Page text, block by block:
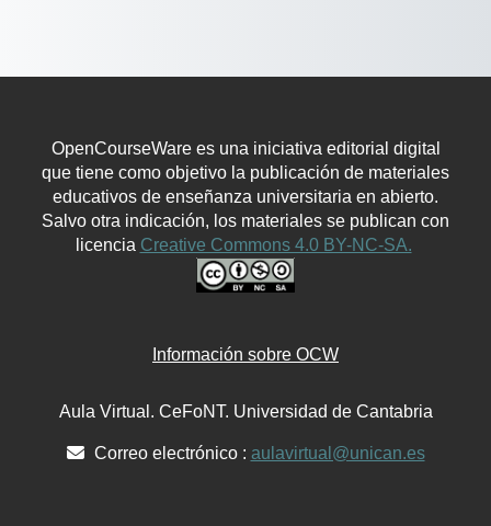
OpenCourseWare es una iniciativa editorial digital
que tiene como objetivo la publicación de materiales
educativos de enseñanza universitaria en abierto.
Salvo otra indicación, los materiales se publican con
licencia Creative Commons 4.0 BY-NC-SA.
Información sobre OCW
Aula Virtual. CeFoNT. Universidad de Cantabria
Correo electrónico : aulavirtual@unican.es